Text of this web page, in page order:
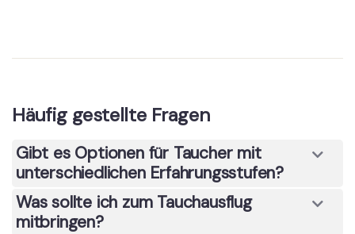
Häufig gestellte Fragen
Gibt es Optionen für Taucher mit
unterschiedlichen Erfahrungsstufen?
Was sollte ich zum Tauchausflug
mitbringen?